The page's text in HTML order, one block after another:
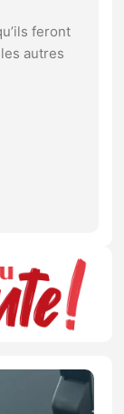
feront
autres